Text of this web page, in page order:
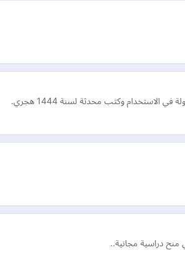
وكتب محدثة لسنة 1444 هجري.
منح دراسية مجانية..